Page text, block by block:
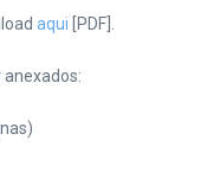
aqui [PDF].